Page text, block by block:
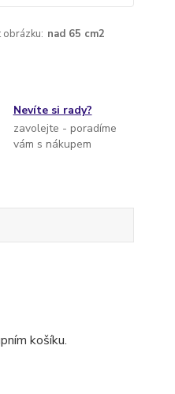
nad 65 cm2
Nevíte si rady?
zavolejte - poradíme
vám s nákupem
košíku.